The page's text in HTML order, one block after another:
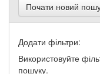
Почати новий
Додати фільтри:
Використовуйте
пошуку.